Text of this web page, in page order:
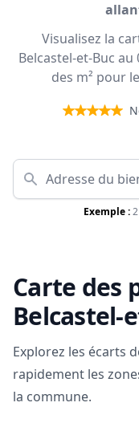
Visualisez la
Belcastel-et-Buc
des m² pour
Exemple :
Carte des
Belcastel-
Explorez les écarts
rapidement les
la commune.